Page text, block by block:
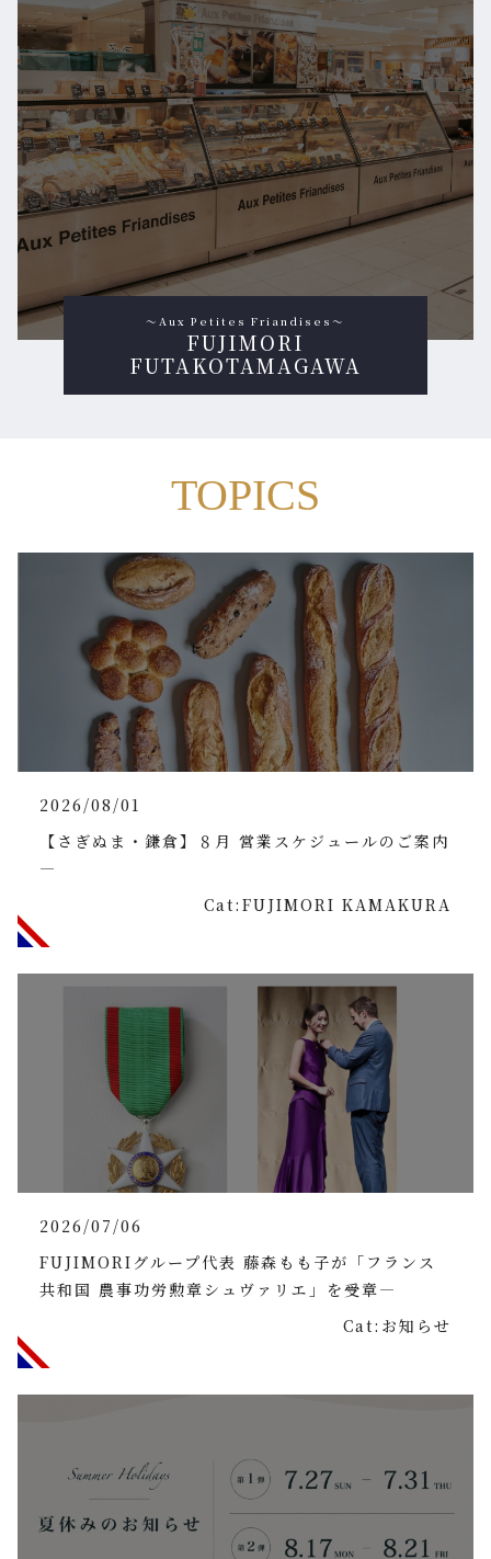
～Aux Petites Friandises～
FUJIMORI
FUTAKOTAMAGAWA
TOPICS
2026/08/01
【さぎぬま・鎌倉】８月 営業スケジュールのご案内
―
Cat:FUJIMORI KAMAKURA
2026/07/06
FUJIMORIグループ代表 藤森もも子が「フランス
共和国 農事功労勲章シュヴァリエ」を受章―
Cat:お知らせ